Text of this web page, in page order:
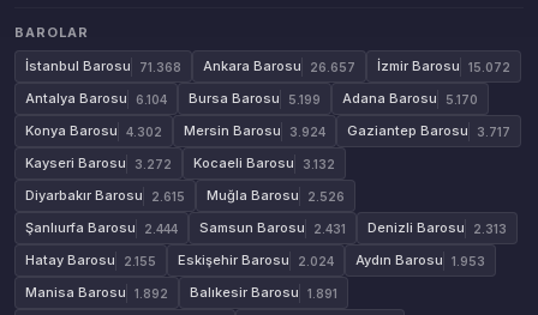
BAROLAR
İstanbul Barosu
71.368 Ankara Barosu 26.657 İzmir Barosu 15.072
Antalya Barosu 6.104 Bursa Barosu 5.199 Adana Barosu 5.170
Konya Barosu 4.302 Mersin Barosu 3.924 Gaziantep Barosu 3.717
Kayseri Barosu 3.272 Kocaeli Barosu 3.132
Diyarbakır Barosu 2.615 Muğla Barosu 2.526
Şanlıurfa Barosu 2.444 Samsun Barosu 2.431 Denizli Barosu 2.313
Hatay Barosu 2.155 Eskişehir Barosu 2.024 Aydın Barosu 1.953
Manisa Barosu 1.892 Balıkesir Barosu 1.891